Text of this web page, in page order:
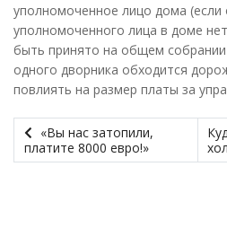
уполномоченное лицо дома (если
уполномоченного лица в доме
быть принято на общем
одного дворника обходится
повлиять на размер платы за
«Вы нас затопили,
платите 8000 евро!»